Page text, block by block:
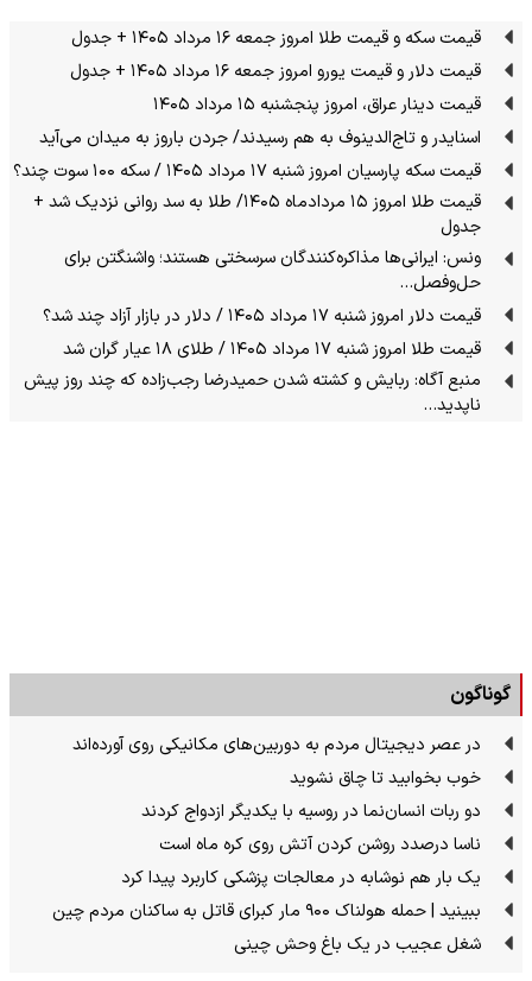
قیمت سکه و قیمت طلا امروز جمعه ۱۶ مرداد ۱۴۰۵ + جدول
قیمت دلار و قیمت یورو امروز جمعه ۱۶ مرداد ۱۴۰۵ + جدول
قیمت دینار عراق، امروز پنجشنبه ۱۵ مرداد ۱۴۰۵
اسنایدر و تاج‌الدینوف به هم رسیدند/ جردن باروز به میدان می‌آید
قیمت سکه پارسیان امروز شنبه ۱۷ مرداد ۱۴۰۵ / سکه ۱۰۰ سوت چند؟
قیمت طلا امروز ۱۵ مردادماه ۱۴۰۵/ طلا به سد روانی نزدیک شد +
جدول
ونس: ایرانی‌ها مذاکره‌کنندگان سرسختی هستند؛ واشنگتن برای
حل‌وفصل…
قیمت دلار امروز شنبه ۱۷ مرداد ۱۴۰۵ / دلار در بازار آزاد چند شد؟
قیمت طلا امروز شنبه ۱۷ مرداد ۱۴۰۵ / طلای ۱۸ عیار گران شد
منبع آگاه: ربایش و کشته شدن حمیدرضا رجب‌زاده که چند روز پیش
ناپدید…
گوناگون
در عصر دیجیتال مردم به دوربین‌های مکانیکی روی آورده‌اند
خوب بخوابید تا چاق نشوید
دو ربات انسان‌نما در روسیه با یکدیگر ازدواج کردند
ناسا درصدد روشن کردن آتش روی کره ماه است
یک بار هم نوشابه در معالجات پزشکی کاربرد پیدا کرد
ببینید | حمله هولناک ۹۰۰ مار کبرای قاتل به ساکنان مردم چین
شغل عجیب در یک باغ وحش چینی